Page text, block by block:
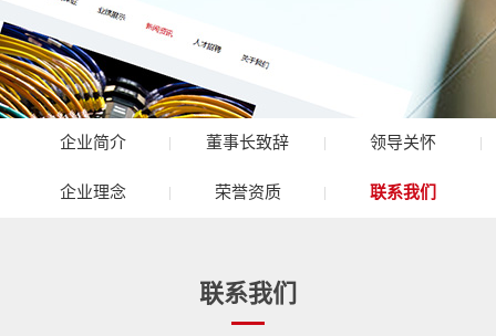
企业简介 董事长致辞 领导关怀
企业理念 荣誉资质 联系我们
联系我们